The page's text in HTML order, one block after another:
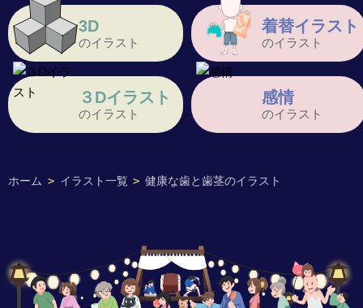
ホーム > イラスト一覧 > 健康な歯と歯茎のイラスト
3D
のイラスト
着替イラスト
のイラスト
３Dイラスト
のイラスト
感情
のイラスト